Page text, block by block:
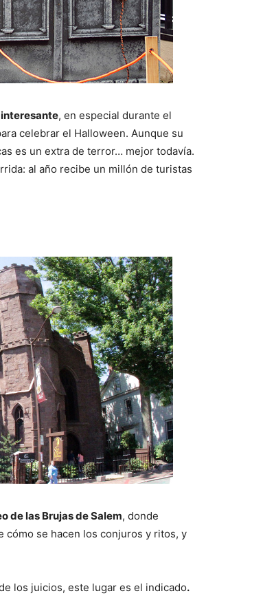
interesante, en especial durante el
celebrar el Halloween. Aunque su
es un extra de terror… mejor todavía.
al año recibe un millón de turistas
de las Brujas de Salem, donde
cómo se hacen los conjuros y ritos, y
los juicios, este lugar es el indicado.